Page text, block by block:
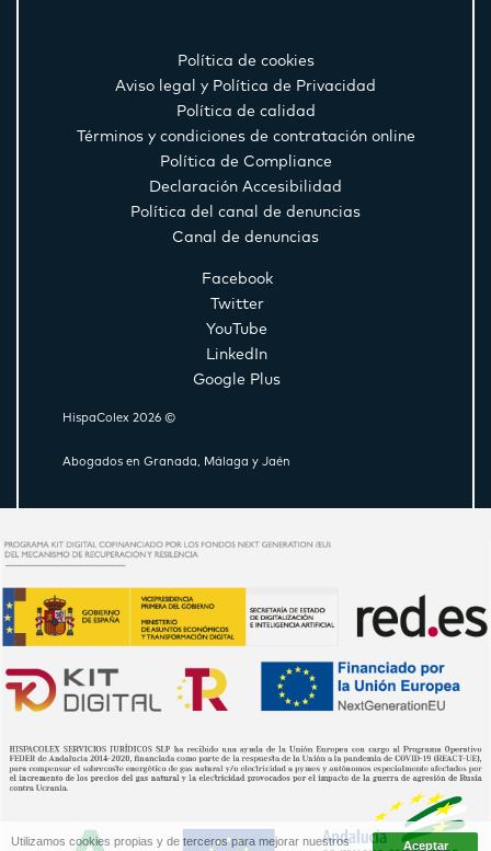
Política de cookies
Aviso legal y Política de Privacidad
Política de calidad
Términos y condiciones de contratación online
Política de Compliance
Declaración Accesibilidad
Política del canal de denuncias
Canal de denuncias
Facebook
Twitter
YouTube
LinkedIn
Google Plus
HispaColex 2026 ©
Abogados en Granada, Málaga y Jaén
Utilizamos cookies propias y de terceros para mejorar nuestros